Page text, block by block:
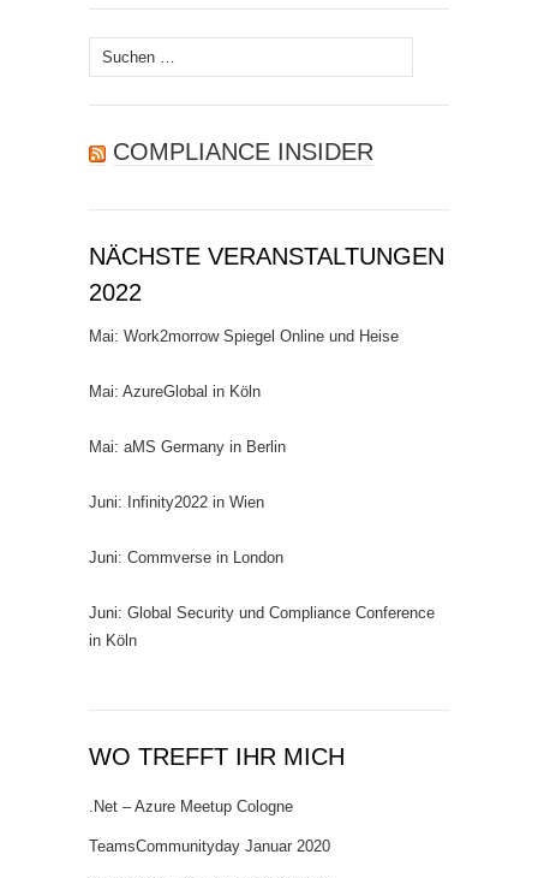
Suchen
nach:
COMPLIANCE INSIDER
NÄCHSTE VERANSTALTUNGEN
2022
Mai: Work2morrow Spiegel Online und Heise
Mai: AzureGlobal in Köln
Mai: aMS Germany in Berlin
Juni: Infinity2022 in Wien
Juni: Commverse in London
Juni: Global Security und Compliance Conference
in Köln
WO TREFFT IHR MICH
.Net – Azure Meetup Cologne
TeamsCommunityday Januar 2020